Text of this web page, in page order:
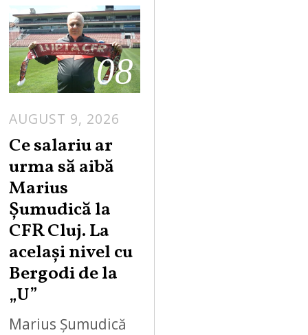
08
AUGUST 9, 2026
Ce salariu ar
urma să aibă
Marius
Șumudică la
CFR Cluj. La
același nivel cu
Bergodi de la
„U”
Marius Șumudică